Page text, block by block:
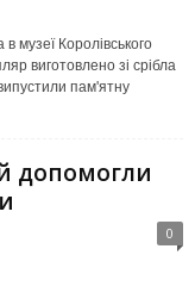
Королівського
виготовлено зі срібла
пам'ятну
допомогли
0